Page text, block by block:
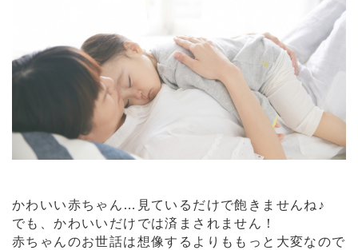
かわいい赤ちゃん…見ているだけで飽きませんね♪
でも、かわいいだけでは済まされません！
赤ちゃんのお世話は想像するよりももっと大変なので